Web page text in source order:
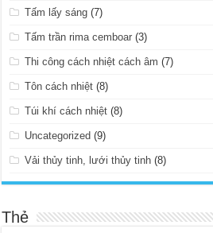
Tấm lấy sáng (7)
Tấm trần rima cemboar (3)
Thi công cách nhiệt cách âm (7)
Tôn cách nhiệt (8)
Túi khí cách nhiệt (8)
Uncategorized (9)
Vải thủy tinh, lưới thủy tinh (8)
Thẻ